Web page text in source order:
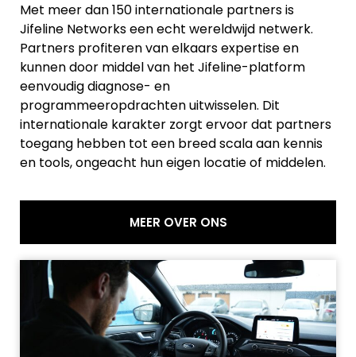
Met meer dan 150 internationale partners is
Jifeline Networks een echt wereldwijd netwerk.
Partners profiteren van elkaars expertise en
kunnen door middel van het Jifeline-platform
eenvoudig diagnose- en
programmeeropdrachten uitwisselen. Dit
internationale karakter zorgt ervoor dat partners
toegang hebben tot een breed scala aan kennis
en tools, ongeacht hun eigen locatie of middelen.
MEER OVER ONS